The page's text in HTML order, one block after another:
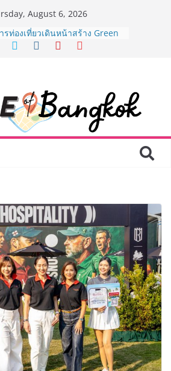
August 6, 2026
บื้องหลังความสำเร็จของ The 1
จากแคมเปญสู่ Shopping
สาน Ecosystem ที่แข็งแกร่งของ
นทรัล สร้างยอดขายสูงสุดในรอบ
ารท่องเที่ยวเดินหน้าสร้าง Green
รุ่นใหม่ ขับเคลื่อนการท่องเที่ยว
ลิตภัณฑ์ท้องถิ่นสู่ตลาดเชิง
อย่างยั่งยืน
ดอกไม้สี่มุมเมือง” ศูนย์รวมดอกไม้
ไม้ประดิษฐ์ พวงมาลัย และสังฆ
บวงจร ขอเชิญเลือกซื้อมาลัย
งขวัญต้อนรับวันแม่ เปิดให้
ทุกวันตลอด 24 ชั่วโมง
กของไทย ส่งอุปกรณ์วิทยาศาสตร์
MATCH” ฝีมือคนไทย ร่วมภารกิจ
ดวงจันทร์ 24 สิงหาคมนี้